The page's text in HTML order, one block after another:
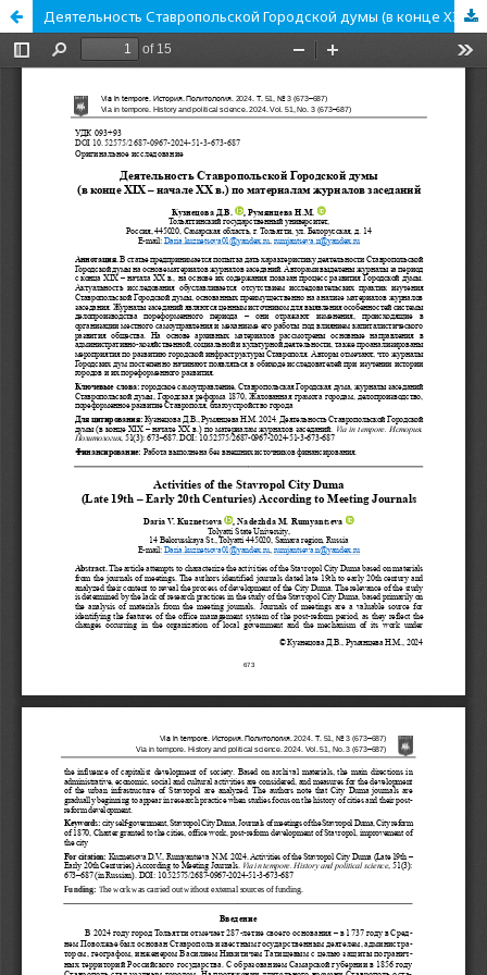
Деятельность Ставропольской Городской думы (в конце XIX – начале XX в.) по материалам журналов заседаний